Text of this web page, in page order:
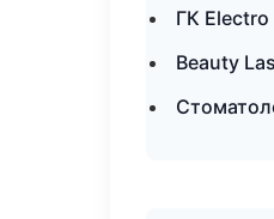
ГК
Beauty